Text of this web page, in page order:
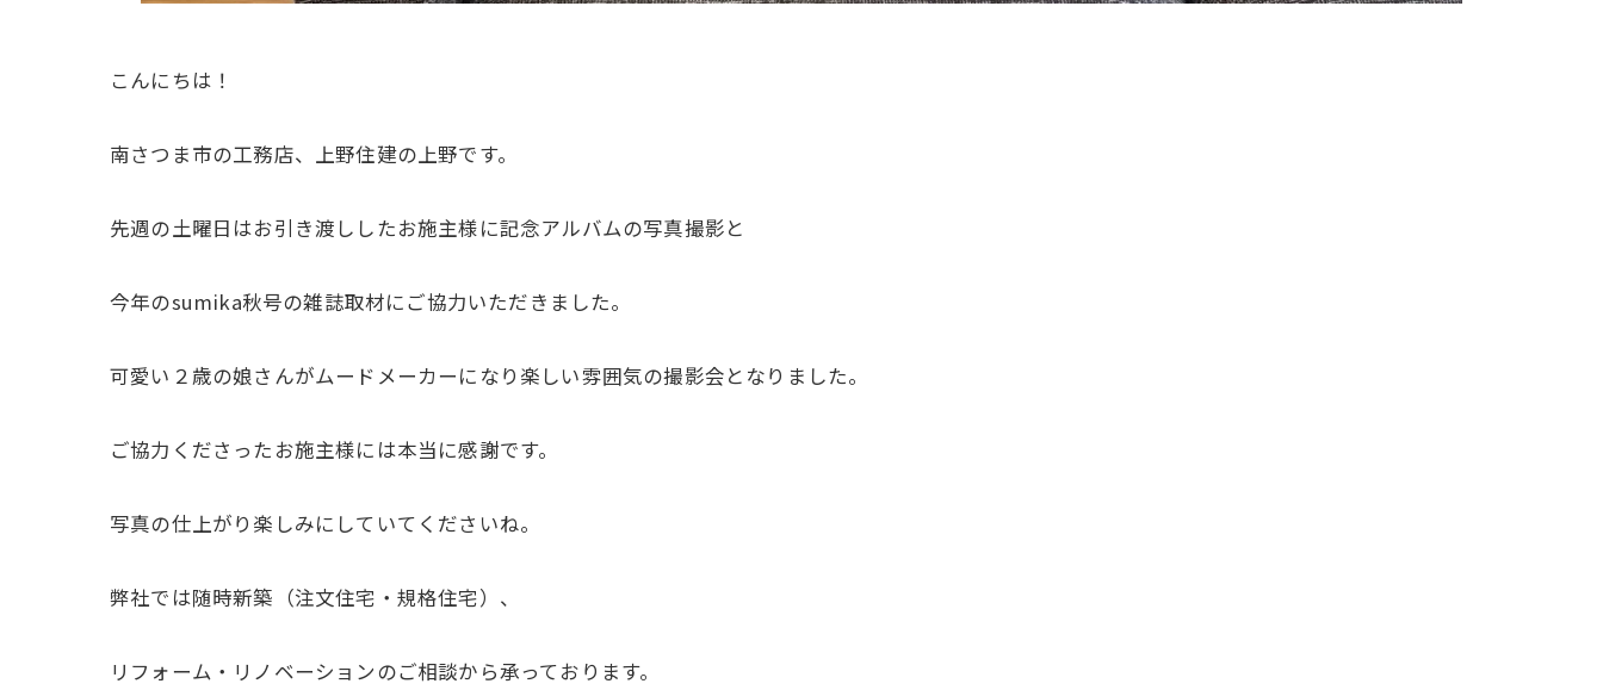
こんにちは！
南さつま市の工務店、上野住建の上野です。
先週の土曜日はお引き渡ししたお施主様に記念アルバムの写真撮影と
今年のsumika秋号の雑誌取材にご協力いただきました。
可愛い２歳の娘さんがムードメーカーになり楽しい雰囲気の撮影会となりました。
ご協力くださったお施主様には本当に感謝です。
写真の仕上がり楽しみにしていてくださいね。
弊社では随時新築（注文住宅・規格住宅）、
リフォーム・リノベーションのご相談から承っております。